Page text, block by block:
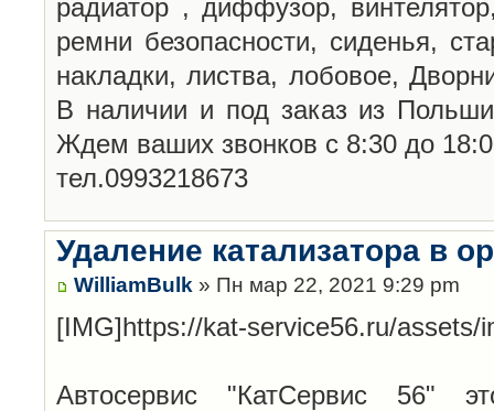
радиатор , диффузор,
ремни безопасности, сиденья,
накладки, листва, лобовое,
В наличии и под заказ из
Ждем ваших звонков с 8:30 до
тел.0993218673
Удаление катализатора в
WilliamBulk » Пн мар 22, 2021 9:29 pm
[IMG]https://kat-service56.ru/assets/
Автосервис "КатСервис 56"